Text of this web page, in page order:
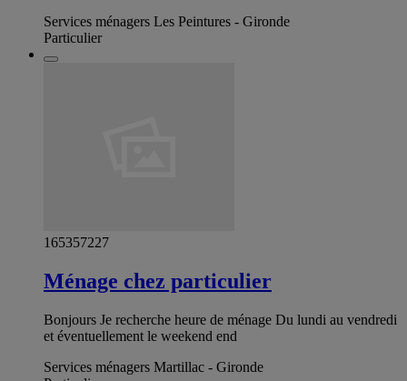
Services ménagers Les Peintures - Gironde
Particulier
165357227
Ménage chez particulier
Bonjours Je recherche heure de ménage Du lundi au vendredi
et éventuellement le weekend end
Services ménagers Martillac - Gironde